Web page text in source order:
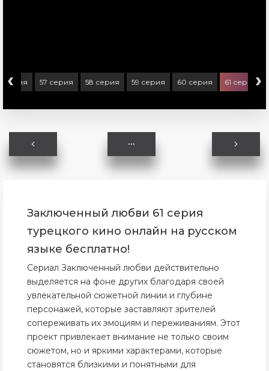
‹
серия 57 серия 58 серия 59 серия 60 серия 61 серия›
Заключенный любви 61 серия
турецкого кино онлайн на русском
языке бесплатно!
Сериал Заключенный любви действительно
выделяется на фоне других благодаря своей
увлекательной сюжетной линии и глубине
персонажей, которые заставляют зрителей
сопереживать их эмоциям и переживаниям. Этот
проект привлекает внимание не только своим
сюжетом, но и яркими характерами, которые
становятся близкими и понятными для